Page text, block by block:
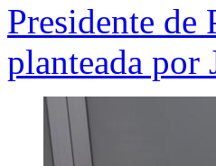
Presidente de
planteada por